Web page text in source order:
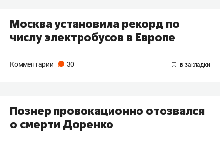
Москва установила рекорд по
числу электробусов в Европе
Комментарии 30
Познер провокационно отозвался
о смерти Доренко